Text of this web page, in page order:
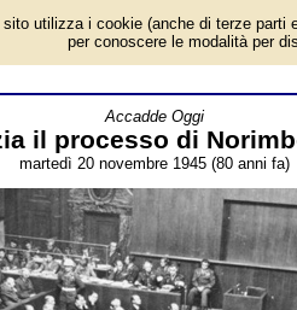
- Almanacco
20 novembre, per la rubrica 'Accadde
(2 settembre 1945) – che
Accadde Oggi
il processo di
martedì 20 novembre 1945 (80 anni fa)
utilizza i cookie (anche di terze parti
per conoscere le modalità per